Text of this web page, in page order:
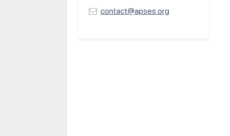
contact@apses.org